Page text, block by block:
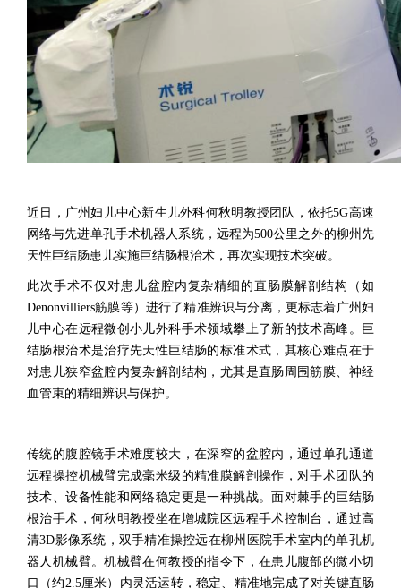
近日，广州妇儿中心新生儿外科何秋明教授团队，依托5G高速
网络与先进单孔手术机器人系统，远程为500公里之外的柳州先
天性巨结肠患儿实施巨结肠根治术，再次实现技术突破。
此次手术不仅对患儿盆腔内复杂精细的直肠膜解剖结构（如
Denonvilliers筋膜等）进行了精准辨识与分离，更标志着广州妇
儿中心在远程微创小儿外科手术领域攀上了新的技术高峰。巨
结肠根治术是治疗先天性巨结肠的标准术式，其核心难点在于
对患儿狭窄盆腔内复杂解剖结构，尤其是直肠周围筋膜、神经
血管束的精细辨识与保护。
传统的腹腔镜手术难度较大，在深窄的盆腔内，通过单孔通道
远程操控机械臂完成毫米级的精准膜解剖操作，对手术团队的
技术、设备性能和网络稳定更是一种挑战。面对棘手的巨结肠
根治手术，何秋明教授坐在增城院区远程手术控制台，通过高
清3D影像系统，双手精准操控远在柳州医院手术室内的单孔机
器人机械臂。机械臂在何教授的指令下，在患儿腹部的微小切
口（约2.5厘米）内灵活运转，稳定、精准地完成了对关键直肠